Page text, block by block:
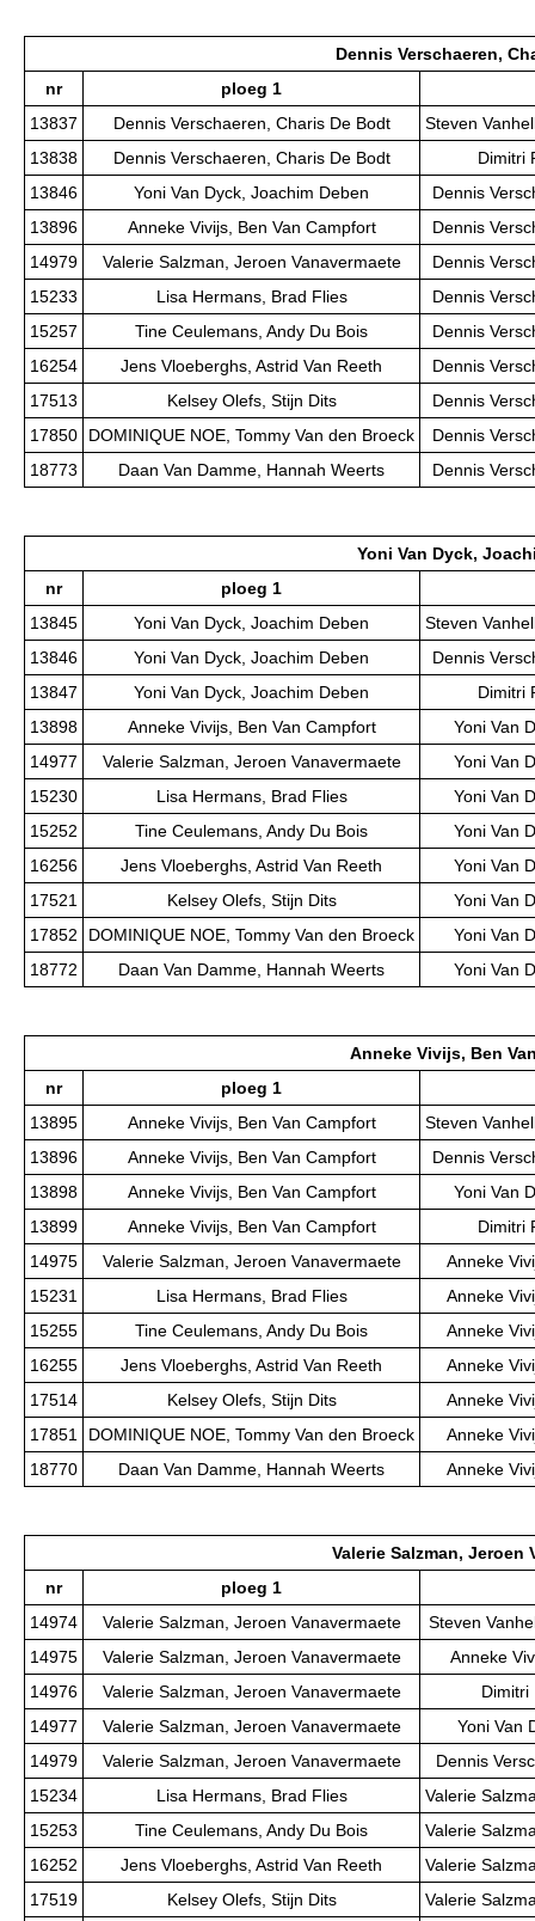
Dennis Verschaeren,
nr
ploeg 1
13837
Dennis Verschaeren, Charis De Bodt
Steven
13838
Dennis Verschaeren, Charis De Bodt
Dimitri
13846
Yoni Van Dyck, Joachim Deben
Dennis
13896
Anneke Vivijs, Ben Van Campfort
Dennis
14979
Valerie Salzman, Jeroen Vanavermaete
Dennis
15233
Lisa Hermans, Brad Flies
Dennis
15257
Tine Ceulemans, Andy Du Bois
Dennis
16254
Jens Vloeberghs, Astrid Van Reeth
Dennis
17513
Kelsey Olefs, Stijn Dits
Dennis
17850
DOMINIQUE NOE, Tommy Van den Broeck
Dennis
18773
Daan Van Damme, Hannah Weerts Dennis
Yoni Van Dyck,
nr
ploeg 1
13845
Yoni Van Dyck, Joachim Deben
Steven
13846
Yoni Van Dyck, Joachim Deben
Dennis
13847
Yoni Van Dyck, Joachim Deben
Dimitri
13898
Anneke Vivijs, Ben Van Campfort
Yoni Van
14977
Valerie Salzman, Jeroen Vanavermaete
Yoni Van
15230
Lisa Hermans, Brad Flies
Yoni Van
15252
Tine Ceulemans, Andy Du Bois
Yoni Van
16256
Jens Vloeberghs, Astrid Van Reeth
Yoni Van
17521
Kelsey Olefs, Stijn Dits
Yoni Van
17852
DOMINIQUE NOE, Tommy Van den Broeck
Yoni Van
18772
Daan Van Damme, Hannah Weerts Yoni Van
Anneke Vivijs, Ben
nr
ploeg 1
13895
Anneke Vivijs, Ben Van Campfort
Steven
13896
Anneke Vivijs, Ben Van Campfort
Dennis
13898
Anneke Vivijs, Ben Van Campfort
Yoni Van
13899
Anneke Vivijs, Ben Van Campfort
Dimitri
14975
Valerie Salzman, Jeroen Vanavermaete
Anneke
15231
Lisa Hermans, Brad Flies
Anneke
15255
Tine Ceulemans, Andy Du Bois
Anneke
16255
Jens Vloeberghs, Astrid Van Reeth
Anneke
17514
Kelsey Olefs, Stijn Dits
Anneke
17851
DOMINIQUE NOE, Tommy Van den Broeck
Anneke
18770
Daan Van Damme, Hannah Weerts Anneke
Valerie Salzman, Jeroen
nr
ploeg 1
14974
Valerie Salzman, Jeroen Vanavermaete
Steven
14975
Valerie Salzman, Jeroen Vanavermaete
Anneke
14976
Valerie Salzman, Jeroen Vanavermaete
Dimitri
14977
Valerie Salzman, Jeroen Vanavermaete
Yoni Van
14979
Valerie Salzman, Jeroen Vanavermaete
Dennis
15234
Lisa Hermans, Brad Flies
Valerie
15253
Tine Ceulemans, Andy Du Bois
Valerie
16252
Jens Vloeberghs, Astrid Van Reeth
Valerie
17519
Kelsey Olefs, Stijn Dits Valerie